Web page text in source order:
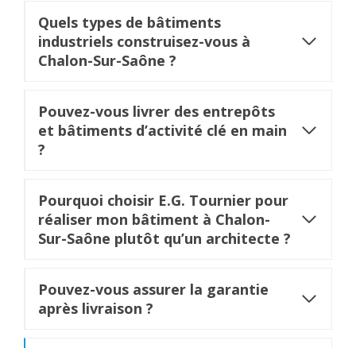
Quels types de bâtiments
industriels construisez-vous à
Chalon-Sur-Saône ?
Pouvez-vous livrer des entrepôts
et bâtiments d’activité clé en main
?
Pourquoi choisir E.G. Tournier pour
réaliser mon bâtiment à Chalon-
Sur-Saône plutôt qu’un architecte ?
Pouvez-vous assurer la garantie
après livraison ?